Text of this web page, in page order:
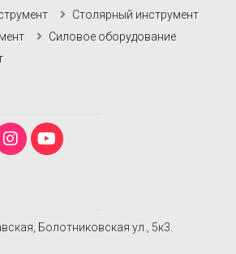
Болотниковская ул., 5к3.
Столярный инструмент
Силовое оборудование